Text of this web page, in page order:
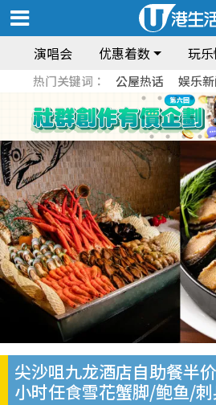
演唱会 优惠着数 玩
热门关键词： 公屋热话 娱乐
尖沙咀九龙酒店自助餐半
小时任食雪花蟹脚/鲍鱼/